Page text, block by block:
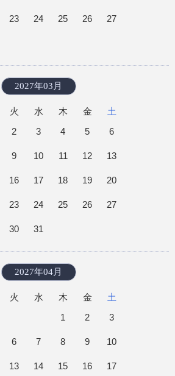
23 24 25 26 27
2027年03月
火 水 木 金
土
2 3 4 5 6
9 10 11 12 13
16 17 18 19 20
23 24 25 26 27
30 31
2027年04月
火 水 木 金
土
1
2 3
6 7 8 9 10
13 14 15 16 17